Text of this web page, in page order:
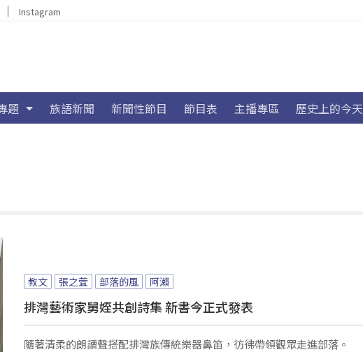
Instagram
題 族語新聞 新聞性節目 節目表 主播專區 歷史上的今天
教文 張之萓 部落的風 阿瀨
排灣藝術家舅姪共創詩集 新書今正式發表
隨著清柔的朗讀聲搭配排灣族傳統樂器鼻笛，彷彿帶領觀眾走進部落。